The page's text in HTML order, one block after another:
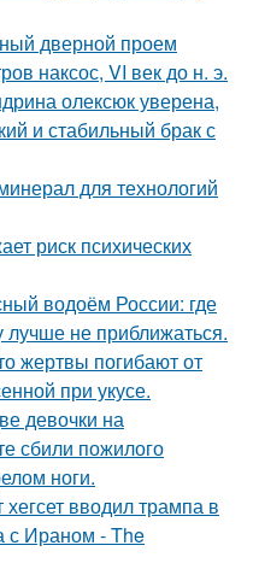
дверной проем
наксос, VI век до н. э.
олексюк уверена,
и стабильный брак с
для технологий
риск психических
водоём России: где
лучше не приближаться.
жертвы погибают от
при укусе.
девочки на
сбили пожилого
ноги.
вводил трампа в
с Ираном - The